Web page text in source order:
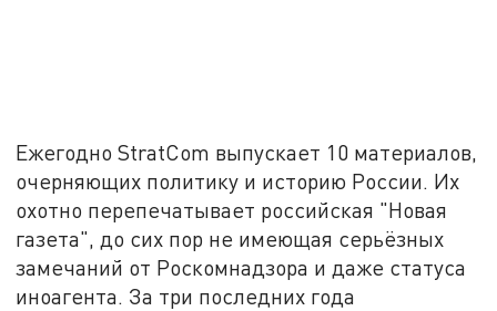
Ежегодно StratCom выпускает 10 материалов,
очерняющих политику и историю России. Их
охотно перепечатывает российская "Новая
газета", до сих пор не имеющая серьёзных
замечаний от Роскомнадзора и даже статуса
иноагента. За три последних года